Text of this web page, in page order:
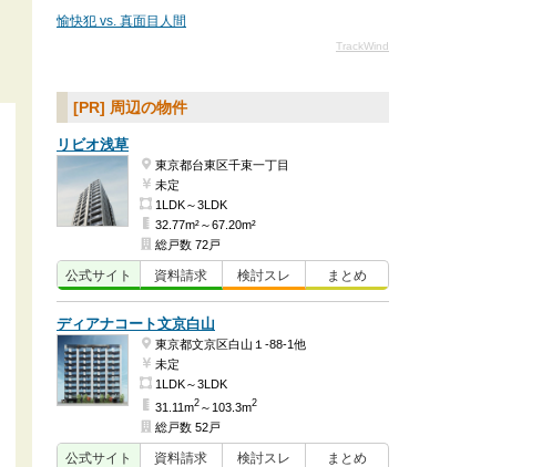
愉快犯 vs. 真面目人間
TrackWind
[PR] 周辺の物件
リビオ浅草
東京都台東区千束一丁目
未定
1LDK～3LDK
32.77m²～67.20m²
総戸数 72戸
公式サイト 資料請求 検討スレ まとめ
ディアナコート文京白山
東京都文京区白山１-88-1他
未定
1LDK～3LDK
31.11m2 ～103.3m2
総戸数 52戸
公式サイト 資料請求 検討スレ まとめ